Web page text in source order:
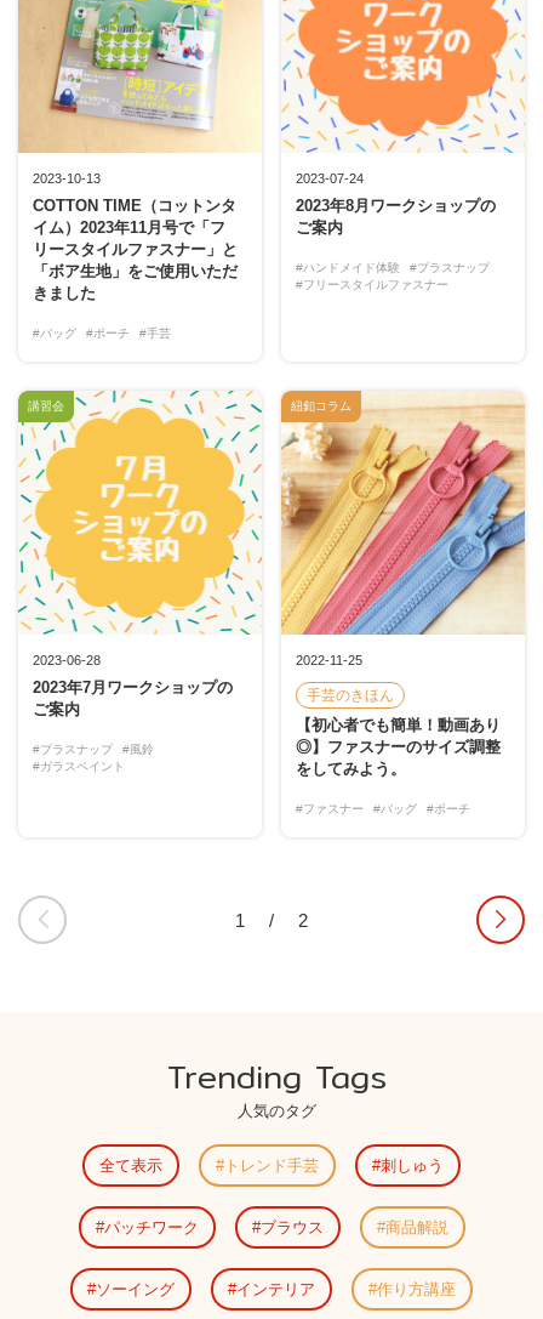
2023-10-13
COTTON TIME（コットンタ
イム）2023年11月号で「フ
リースタイルファスナー」と
「ボア生地」をご使用いただ
きました
#バッグ #ポーチ #手芸
2023-07-24
2023年8月ワークショップの
ご案内
#ハンドメイド体験
#プラスナップ
#フリースタイルファスナー
2023-06-28
2023年7月ワークショップの
ご案内
#プラスナップ
#風鈴
#ガラスペイント
講習会
2022-11-25
手芸のきほん
【初心者でも簡単！動画あり
◎】ファスナーのサイズ調整
をしてみよう。
#ファスナー #バッグ #ポーチ
紐釦コラム
1 / 2
Trending Tags
人気のタグ
全て表示 トレンド手芸 刺しゅう
パッチワーク ブラウス 商品解説
ソーイング インテリア 作り方講座